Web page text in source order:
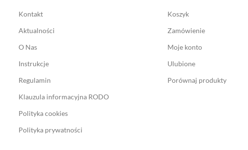
Kontakt
Aktualności
O Nas
Instrukcje
Regulamin
Klauzula informacyjna RODO
Polityka cookies
Polityka prywatności
Koszyk
Zamówienie
Moje konto
Ulubione
Porównaj produkty